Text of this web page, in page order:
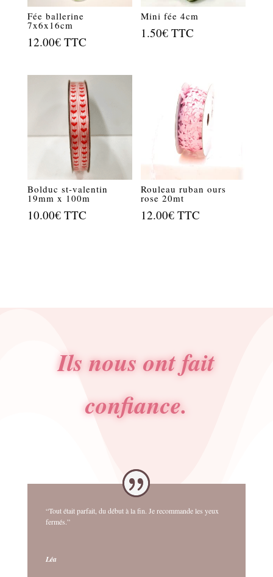
Fée ballerine
7x6x16cm
12.00€ TTC
Mini fée 4cm
1.50€ TTC
Bolduc st-valentin
19mm x 100m
10.00€ TTC
Rouleau ruban ours
rose 20mt
12.00€ TTC
Ils nous ont fait
confiance.
“Tout était parfait, du début à la fin. Je recommande les yeux
fermés.”
Léa